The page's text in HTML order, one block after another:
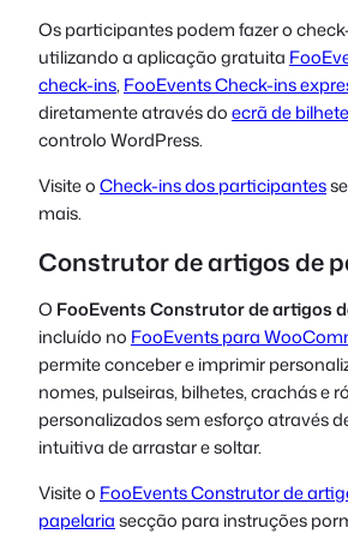
Os participantes podem fazer o
utilizando a aplicação gratuita
check-ins,FooEvents Check-ins
diretamente através doecrã de
controlo WordPress.
Visite oCheck-ins dos participantes
mais.
Construtor de artigos de
O FooEvents Construtor de artigos
incluído no FooEvents para
permite conceber e imprimir
nomes, pulseiras, bilhetes, crachás e
personalizados sem esforço através
intuitiva de arrastar e soltar.
Visite o FooEvents Construtor de
papelariasecção para instruções